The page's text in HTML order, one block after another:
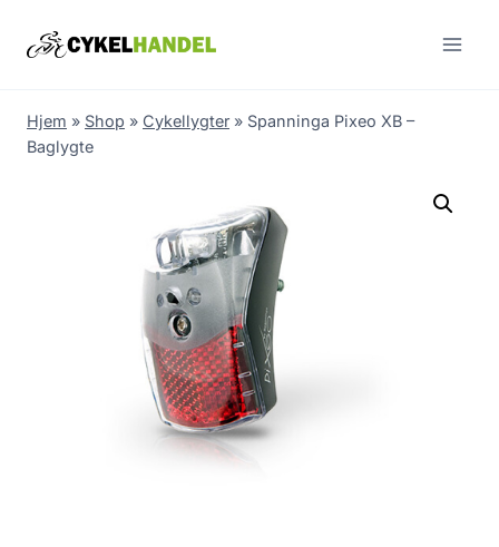
Hjem » Shop » Cykellygter » Spanninga Pixeo XB –
Baglygte